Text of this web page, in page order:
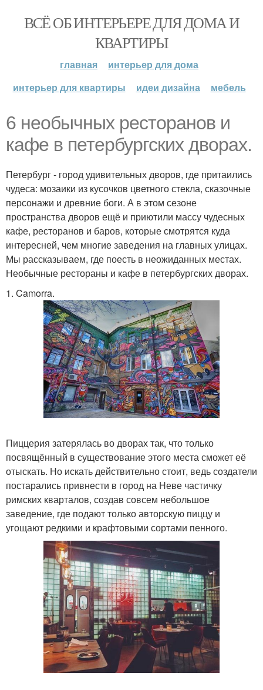
ВСЁ ОБ ИНТЕРЬЕРЕ ДЛЯ ДОМА И
КВАРТИРЫ
главная
интерьер для дома
интерьер для квартиры
идеи дизайна мебель
6 необычных ресторанов и
кафе в петербургских дворах.
Петербург - город удивительных дворов, где притаились
чудеса: мозаики из кусочков цветного стекла, сказочные
персонажи и древние боги. А в этом сезоне
пространства дворов ещё и приютили массу чудесных
кафе, ресторанов и баров, которые смотрятся куда
интересней, чем многие заведения на главных улицах.
Мы рассказываем, где поесть в неожиданных местах.
Необычные рестораны и кафе в петербургских дворах.
1. Camorra.
Пиццерия затерялась во дворах так, что только
посвящённый в существование этого места сможет её
отыскать. Но искать действительно стоит, ведь создатели
постарались привнести в город на Неве частичку
римских кварталов, создав совсем небольшое
заведение, где подают только авторскую пиццу и
угощают редкими и крафтовыми сортами пенного.